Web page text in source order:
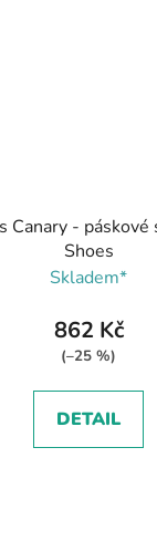
Canary - páskové
Shoes
Skladem*
862 Kč
(–25 %)
DETAIL